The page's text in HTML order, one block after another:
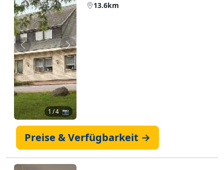
Zurück Weiter
1 / 4 📷
13.6km
Preise & Verfügbarkeit →